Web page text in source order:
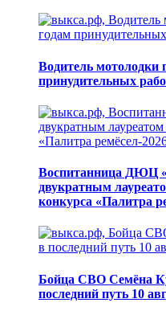
Водитель мотолодки
принудительных
Воспитанница ДЮЦ
двукратным
конкурса «Палитра
Бойца СВО Семёна
последний путь 10